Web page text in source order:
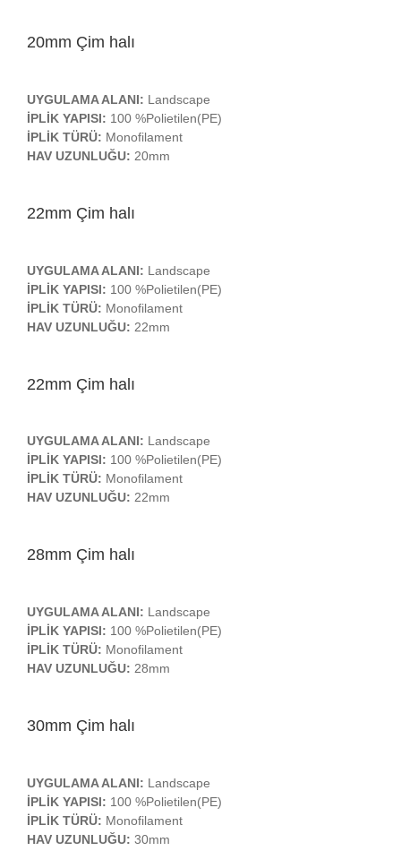
20mm Çim halı
UYGULAMA ALANI: Landscape
İPLİK YAPISI: 100 %Polietilen(PE)
İPLİK TÜRÜ: Monofilament
HAV UZUNLUĞU: 20mm
22mm Çim halı
UYGULAMA ALANI: Landscape
İPLİK YAPISI: 100 %Polietilen(PE)
İPLİK TÜRÜ: Monofilament
HAV UZUNLUĞU: 22mm
22mm Çim halı
UYGULAMA ALANI: Landscape
İPLİK YAPISI: 100 %Polietilen(PE)
İPLİK TÜRÜ: Monofilament
HAV UZUNLUĞU: 22mm
28mm Çim halı
UYGULAMA ALANI: Landscape
İPLİK YAPISI: 100 %Polietilen(PE)
İPLİK TÜRÜ: Monofilament
HAV UZUNLUĞU: 28mm
30mm Çim halı
UYGULAMA ALANI: Landscape
İPLİK YAPISI: 100 %Polietilen(PE)
İPLİK TÜRÜ: Monofilament
HAV UZUNLUĞU: 30mm